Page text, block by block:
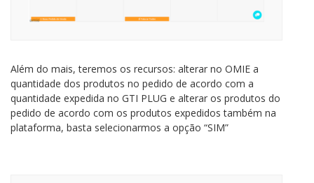
Além do mais, teremos os recursos: alterar no OMIE a
quantidade dos produtos no pedido de acordo com a
quantidade expedida no GTI PLUG e alterar os produtos do
pedido de acordo com os produtos expedidos também na
plataforma, basta selecionarmos a opção “SIM”